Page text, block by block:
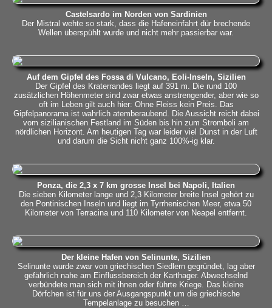
Castelsardo im Norden von Sardinien
Der Mistral wehte so stark, dass die Hafeneinfahrt dür brechende
Wellen überspühlt wurde und nicht mehr passierbar war.
Auf dem Gipfel des Fossa di Vulcano, Eoli-Inseln, Sizilien
Der Gipfel des Kraterrandes liegt auf 391 m. Die rund 100
zusätzlichen Höhenmeter sind zwar etwas anstrengender, aber wie so
oft im Leben gilt auch hier: Ohne Fleiss kein Preis. Das
Gipfelpanorama ist wahrlich atemberaubend. Die Aussicht reicht dabei
vom sizilianischen Festland im Süden bis hin zum Stromboli am
nördlichen Horizont. Am heutigen Tag war leider viel Dunst in der Luft
und darum die Sicht nicht ganz 100%-ig klar.
Ponza, die 2,3 x 7 km grosse Insel bei Napoli, Italien
Die sieben Kilometer lange und 2,3 Kilometer breite Insel gehört zu
den Pontinischen Inseln und liegt im Tyrrhenischen Meer, etwa 50
Kilometer von Terracina und 110 Kilometer von Neapel entfernt.
Der kleine Hafen von Selinunte, Sizilien
Selinunte wurde zwar von griechischen Siedlern gegründet, lag aber
gefährlich nahe am Einflussbereich der Karthager. Abwechselnd
verbündete man sich mit ihnen oder führte Kriege. Das kleine
Dörfchen ist für uns der Ausgangspunkt um die griechische
Tempelanlage zu besuchen …